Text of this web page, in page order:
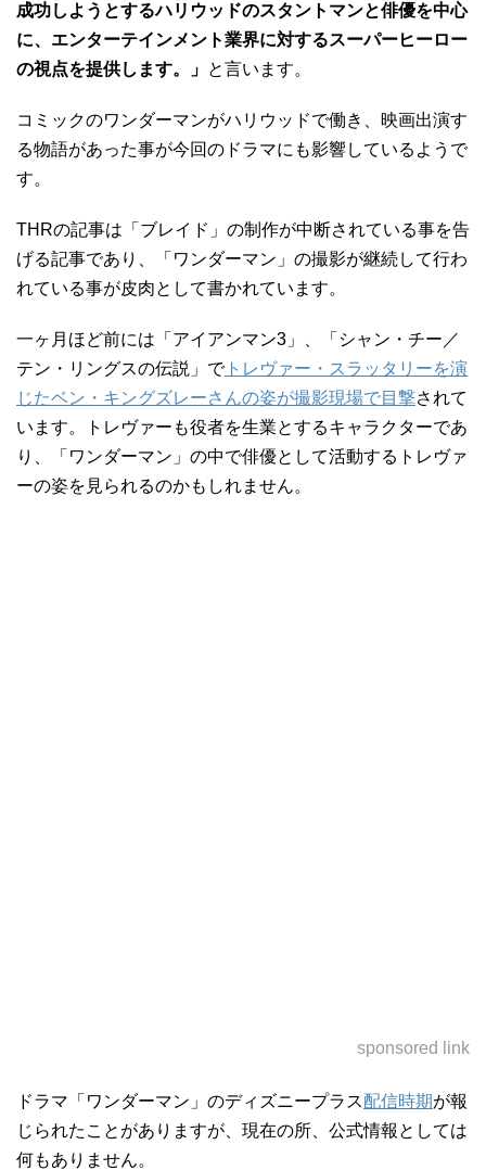
成功しようとするハリウッドのスタントマンと俳優を中心
に、エンターテインメント業界に対するスーパーヒーロー
の視点を提供します。」
と言います。
コミックのワンダーマンがハリウッドで働き、映画出演す
る物語があった事が今回のドラマにも影響しているようで
す。
THRの記事は「ブレイド」の制作が中断されている事を告
げる記事であり、「ワンダーマン」の撮影が継続して行わ
れている事が皮肉として書かれています。
一ヶ月ほど前には「アイアンマン3」、「シャン・チー／
テン・リングスの伝説」でトレヴァー・スラッタリーを演
じたベン・キングズレーさんの姿が撮影現場で目撃されて
います。トレヴァーも役者を生業とするキャラクターであ
り、「ワンダーマン」の中で俳優として活動するトレヴァ
ーの姿を見られるのかもしれません。
sponsored link
ドラマ「ワンダーマン」のディズニープラス配信時期が報
じられたことがありますが、現在の所、公式情報としては
何もありません。